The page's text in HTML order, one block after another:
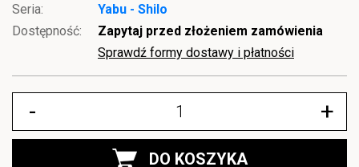
Seria:
Yabu - Shilo
Dostępność:
Zapytaj przed złożeniem zamówienia
Sprawdź formy dostawy i płatności
- +
DO KOSZYKA